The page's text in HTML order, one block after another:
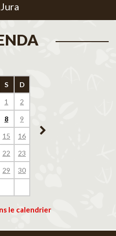
S D
1 2
8 9
15 16
22 23
29 30
14
le calendrier